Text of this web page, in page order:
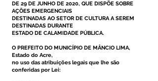
DE 29 DE JUNHO DE 2020, QUE DISPÕE SOBRE
AÇÕES EMERGENCIAIS
DESTINADAS AO SETOR DE CULTURA A SEREM
DESTINADAS DURANTE
ESTADO DE CALAMIDADE PÚBLICA.
O PREFEITO DO MUNICÍPIO DE MÂNCIO LIMA,
Estado do Acre,
no uso das atribuições legais que lhe são
conferidas por Lei: